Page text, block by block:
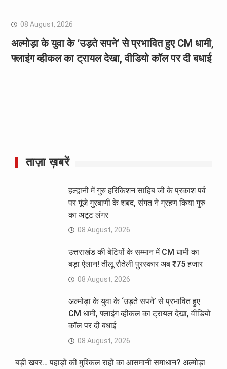
08 August, 2026
अल्मोड़ा के युवा के ‘उड़ते सपने’ से प्रभावित हुए CM धामी,
फ्लाइंग व्हीकल का ट्रायल देखा, वीडियो कॉल पर दी बधाई
ताज़ा ख़बरें
हल्द्वानी में गुरु हरिकिशन साहिब जी के प्रकाश पर्व
पर गूंजे गुरबाणी के शबद, संगत ने ग्रहण किया गुरु
का अटूट लंगर
08 August, 2026
उत्तराखंड की बेटियों के सम्मान में CM धामी का
बड़ा ऐलान! तीलू रौतेली पुरस्कार अब ₹75 हजार
08 August, 2026
अल्मोड़ा के युवा के ‘उड़ते सपने’ से प्रभावित हुए
CM धामी, फ्लाइंग व्हीकल का ट्रायल देखा, वीडियो
कॉल पर दी बधाई
08 August, 2026
बड़ी खबर… पहाड़ों की मुश्किल राहों का आसमानी समाधान? अल्मोड़ा